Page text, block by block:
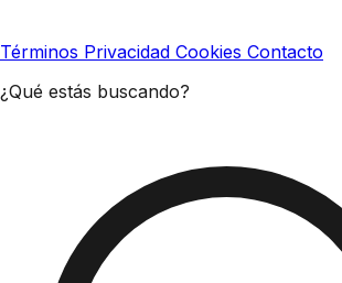
Términos Privacidad Cookies Contacto
¿Qué estás buscando?